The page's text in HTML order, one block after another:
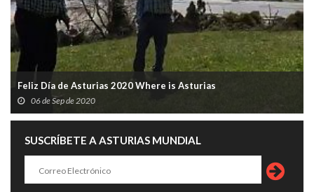
Feliz Día de Asturias 2020 Where is Asturias
06 de Sep de 2020
SUSCRÍBETE A ASTURIAS MUNDIAL